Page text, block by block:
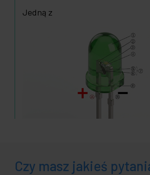
Jedną z
Czy masz jakieś